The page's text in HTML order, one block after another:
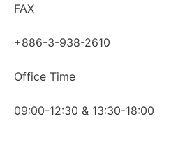
FAX
+886-3-938-2610
Office Time
09:00-12:30 & 13:30-18:00